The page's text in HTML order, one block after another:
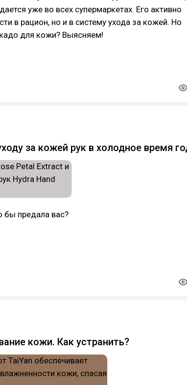
уже во всех супермаркетах. Его активно
в рацион, но и в систему ухода за кожей. Но
для кожи? Выясняем!
за кожей рук в холодное время
бы предала вас?
кожи. Как устранить?